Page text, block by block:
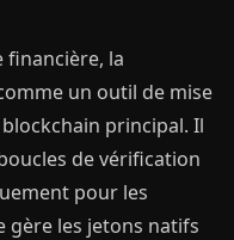
financière, la
un outil de mise
principal. Il
de vérification
pour les
gère les jetons natifs